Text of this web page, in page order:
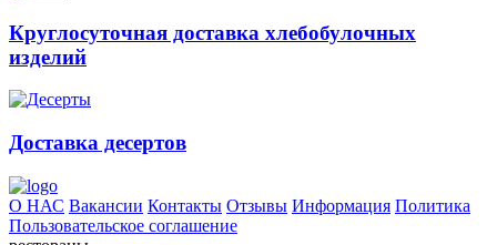
Круглосуточная доставка хлебобулочных
изделий
Доставка десертов
О НАС Вакансии Контакты Отзывы Информация Политика
Пользовательское соглашение